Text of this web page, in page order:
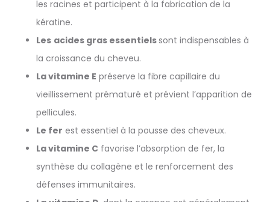
les racines et participent à la fabrication de la
kératine.
Les acides gras essentielssont indispensables à
la croissance du cheveu.
La vitamine E préserve la fibre capillaire du
vieillissement prématuré et prévient l’apparition de
pellicules.
Le fer est essentiel à la pousse des cheveux.
La vitamine C favorise l’absorption de fer, la
synthèse du collagène et le renforcement des
défenses immunitaires.